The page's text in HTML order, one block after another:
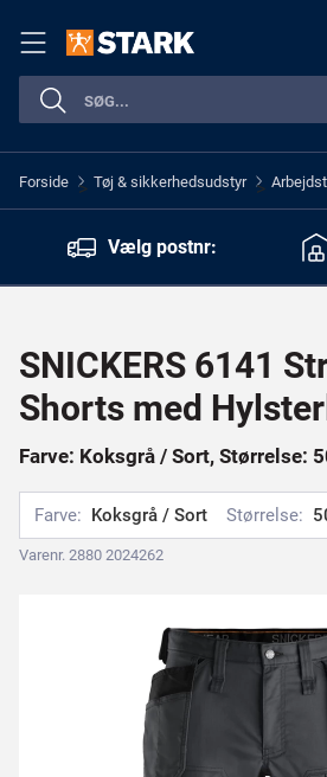
Forside > Tøj & sikkerhedsudstyr >
Vælg postnr:
SNICKERS 6141
Shorts med
Farve: Koksgrå / Sort, Størrelse:
Farve: Koksgrå / Sort Størrelse:
Varenr. 2880 2024262